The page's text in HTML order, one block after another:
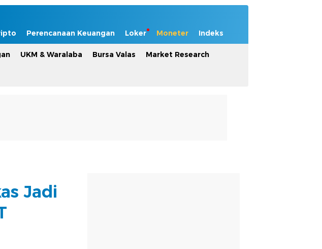
Perencanaan Keuangan Loker Moneter Indeks
UKM & Waralaba Bursa Valas Market Research
Jadi